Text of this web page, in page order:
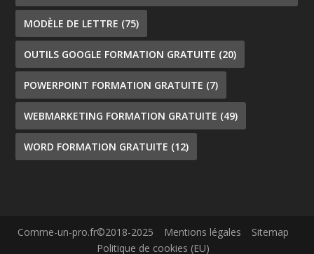
MODÈLE DE LETTRE (75)
OUTILS GOOGLE FORMATION GRATUITE (20)
POWERPOINT FORMATION GRATUITE (7)
WEBMARKETING FORMATION GRATUITE (49)
WORD FORMATION GRATUITE (12)
Comme-un-pro.fr©2018-2025 Mentions légales
Sitemap
Politique de cookies (EU)